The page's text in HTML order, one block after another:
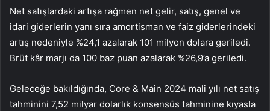
Net satışlardaki artışa rağmen net gelir, satış, genel ve
idari giderlerin yanı sıra amortisman ve faiz giderlerindeki
artış nedeniyle %24,1 azalarak 101 milyon dolara geriledi.
Brüt kâr marjı da 100 baz puan azalarak %26,9’a geriledi.
Geleceğe bakıldığında, Core & Main 2024 mali yılı net satış
tahminini 7,52 milyar dolarlık konsensüs tahminine kıyasla